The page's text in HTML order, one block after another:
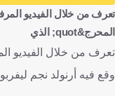
مصر
ترينت ألكسندر
المحرج&quot; الذي
تعرف من خلال الفيديو
وقع فيه أرنولد نجم